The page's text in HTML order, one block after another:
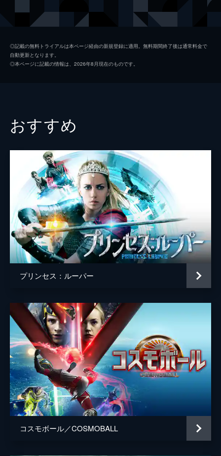
エスラ・ビルギチ
音楽
製作 セネル・イルハン
◎記載の無料トライアルは本ページ経由の新規登録に適用。無料期間終了後は通常料金で
自動更新となります。
◎本ページに記載の情報は、2026年8月現在のものです。
おすすめ
プリンセス：ルーパー
コスモボール／COSMOBALL